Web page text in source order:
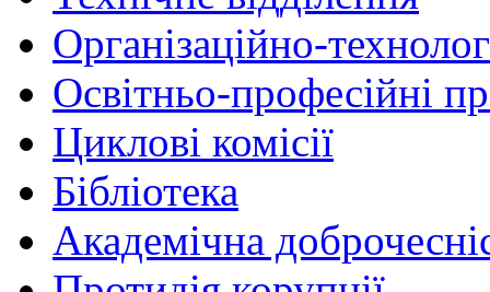
Організаційно-
Освітньо-професійні
Циклові комісії
Бібліотека
Академічна